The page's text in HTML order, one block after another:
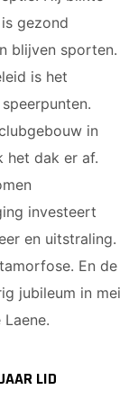
gezond
blijven sporten.
is het
in
het dak er af.
investeert
en uitstraling.
En de
jubileum in mei
LID